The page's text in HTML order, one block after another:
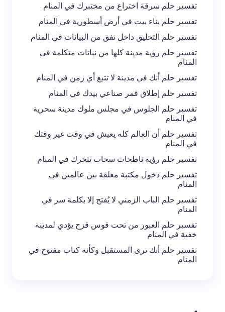
تفسير حلم سرقة اختراع من مختبرك في المنام
تفسير حلم بناء بيت في أرض أسطورية في المنام
تفسير حلم التحليق داخل نفق من البيانات في المنام
تفسير حلم رؤية مدينة كلها من نباتات متكلمة في
المنام
تفسير حلم أنك في مدينة لا تتبع أي زمن في المنام
تفسير حلم إطلاق قمر صناعي بيدك في المنام
تفسير حلم الجلوس في مجلس ملوك مدينة سحرية
في المنام
تفسير حلم أن العالم كله يعيش في وقت غير وقتك
في المنام
تفسير حلم رؤية ناطحات سحاب تتحرك في المنام
تفسير حلم دخول مكتبة معلقة بين عالمين في
المنام
تفسير حلم الباب الزمني لا يُفتح إلا بكلمة سر في
المنام
تفسير حلم العبور من تحت قوس قزح يؤدي لمدينة
خفية في المنام
تفسير حلم أنك ترى المستقبل وكأنه كتاب مفتوح في
المنام